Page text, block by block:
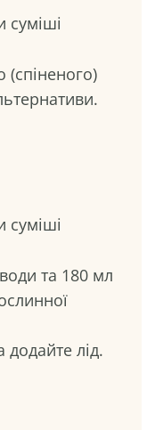
суміші
(спіненого)
суміші
та 180 мл
лід.